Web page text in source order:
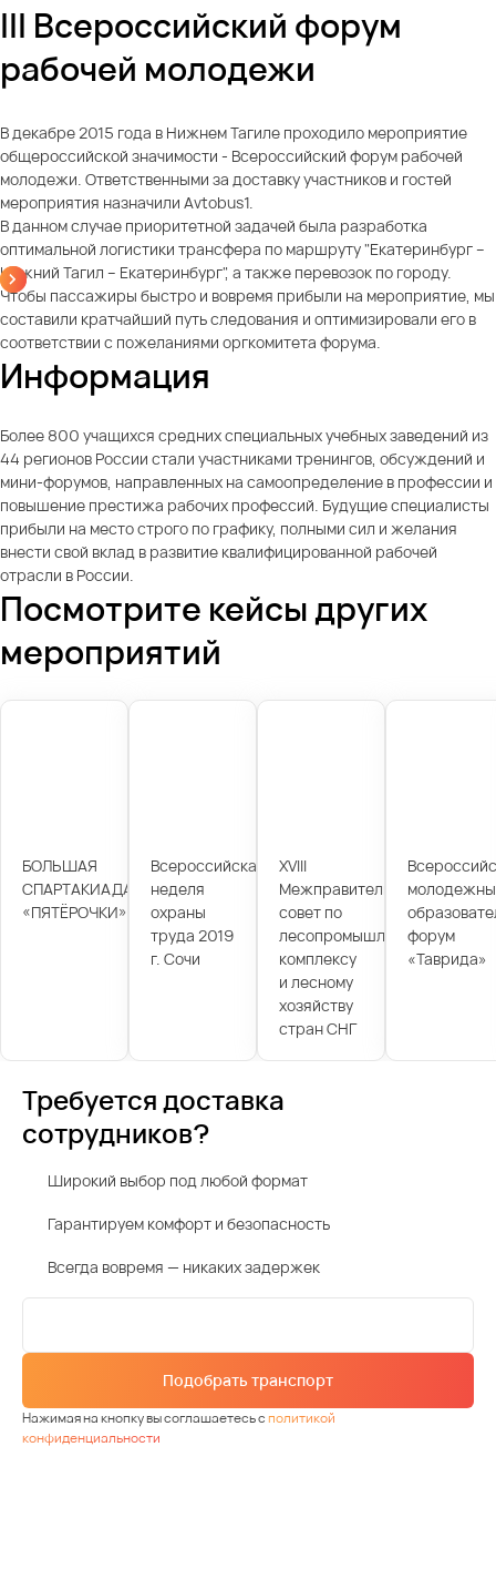
III Всероссийский форум
рабочей молодежи
В декабре 2015 года в Нижнем Тагиле проходило мероприятие
общероссийской значимости - Всероссийский форум рабочей
молодежи. Ответственными за доставку участников и гостей
мероприятия назначили Avtobus1.
В данном случае приоритетной задачей была разработка
оптимальной логистики трансфера по маршруту "Екатеринбург –
Нижний Тагил – Екатеринбург", а также перевозок по городу.
Чтобы пассажиры быстро и вовремя прибыли на мероприятие, мы
составили кратчайший путь следования и оптимизировали его в
соответствии с пожеланиями оргкомитета форума.
Информация
Более 800 учащихся средних специальных учебных заведений из
44 регионов России стали участниками тренингов, обсуждений и
мини-форумов, направленных на самоопределение в профессии и
повышение престижа рабочих профессий. Будущие специалисты
прибыли на место строго по графику, полными сил и желания
внести свой вклад в развитие квалифицированной рабочей
отрасли в России.
Посмотрите кейсы других
мероприятий
БОЛЬШАЯ
СПАРТАКИАДА
«ПЯТЁРОЧКИ»
Всероссийская
неделя
охраны
труда 2019
г. Сочи
XVIII
Межправительственный
совет по
лесопромышленному
комплексу
и лесному
хозяйству
стран СНГ
форум
«Таврида»
Требуется доставка
сотрудников?
Широкий выбор под любой формат
Гарантируем комфорт и безопасность
Всегда вовремя — никаких задержек
Подобрать транспорт
Нажимая на кнопку вы соглашаетесь сполитикой
конфиденциальности